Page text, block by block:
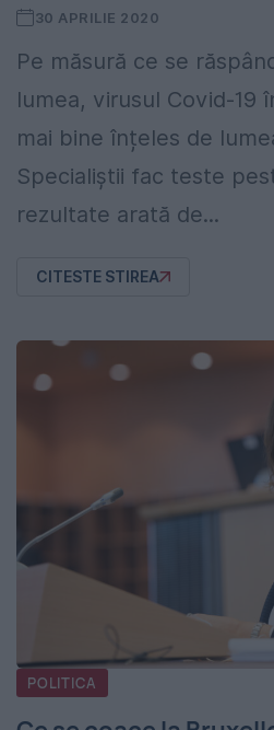
30 APRILIE 2020
Pe măsură ce se
lumea, virusul Covid-19
mai bine înțeles de
Specialiștii fac teste
rezultate arată de...
CITESTE STIREA
POLITICA